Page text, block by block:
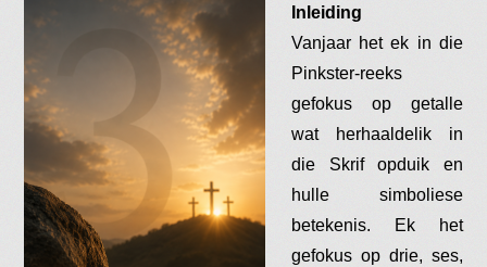
Inleiding
Vanjaar het ek in die
Pinkster-reeks
gefokus op getalle
wat herhaaldelik in
die Skrif opduik en
hulle simboliese
betekenis. Ek het
gefokus op drie, ses,